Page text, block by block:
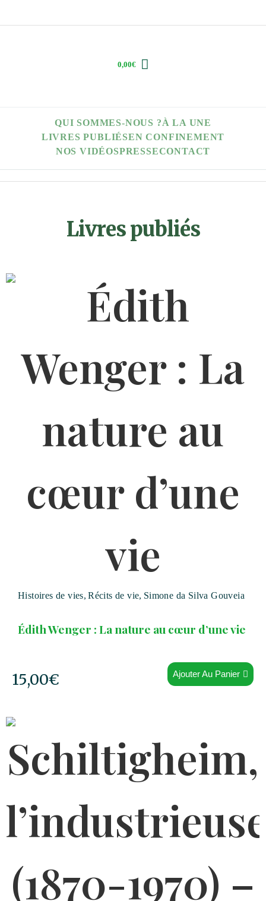
0,00€
QUI SOMMES-NOUS ?À LA UNE
LIVRES PUBLIÉSEN CONFINEMENT
NOS VIDÉOSPRESSECONTACT
Livres publiés
Histoires de vies, Récits de vie, Simone da Silva Gouveia
Édith Wenger : La nature au cœur d’une vie
15,00€ Ajouter Au Panier